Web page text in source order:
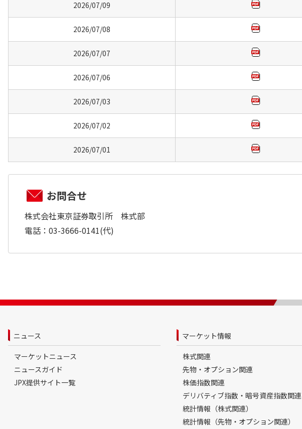
2026/07/09
2026/07/08
2026/07/07
2026/07/06
2026/07/03
2026/07/02
2026/07/01
お問合せ
株式会社東京証券取引所 株式部
電話：03-3666-0141(代)
ニュース
マーケットニュース
ニュースガイド
JPX提供サイト一覧
マーケット情報
株式関連
先物・オプション関連
株価指数関連
デリバティブ指数・暗号資産指数関連
統計情報（株式関連）
統計情報（先物・オプション関連）